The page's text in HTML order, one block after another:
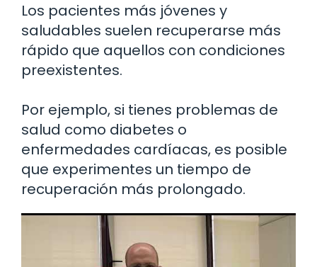
Los pacientes más jóvenes y
saludables suelen recuperarse más
rápido que aquellos con condiciones
preexistentes.
Por ejemplo, si tienes problemas de
salud como diabetes o
enfermedades cardíacas, es posible
que experimentes un tiempo de
recuperación más prolongado.